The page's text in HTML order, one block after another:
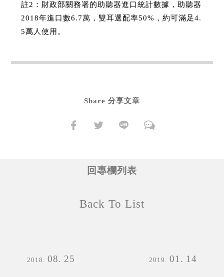
註2：財政部關務署的助聽器進口統計數據，助聽器
2018年進口數6.7萬，雙耳選配率50%，約可滿足4.
5萬人使用。
Share 分享文章
2018 08 25
回專欄列表
Back To List
2019 01 14